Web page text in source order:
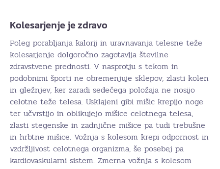
Kolesarjenje je zdravo
Poleg porabljanja kalorij in uravnavanja telesne teže
kolesarjenje dolgoročno zagotavlja številne
zdravstvene prednosti. V nasprotju s tekom in
podobnimi športi ne obremenjuje sklepov, zlasti kolen
in gležnjev, ker zaradi sedečega položaja ne nosijo
celotne teže telesa. Usklajeni gibi mišic krepijo noge
ter učvrstijo in oblikujejo mišice celotnega telesa,
zlasti stegenske in zadnjične mišice pa tudi trebušne
in hrbtne mišice. Vožnja s kolesom krepi odpornost in
vzdržljivost celotnega organizma, še posebej pa
kardiovaskularni sistem. Zmerna vožnja s kolesom